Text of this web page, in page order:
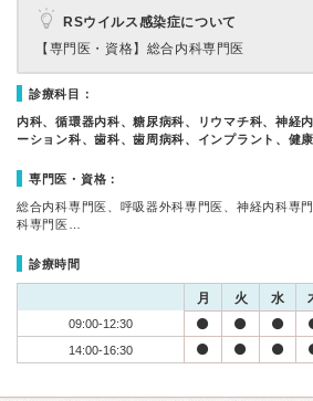
RSウイルス感染症について
【専門医・資格】 総合内科専門医
診療科目：
内科、循環器内科、糖尿病科、リウマチ科、神経
ーション科、歯科、歯周病科、インプラント、健
専門医・資格：
総合内科専門医、呼吸器外科専門医、神経内科専
科専門医…
診療時間
月 火 水
09:00-12:30
14:00-16:30